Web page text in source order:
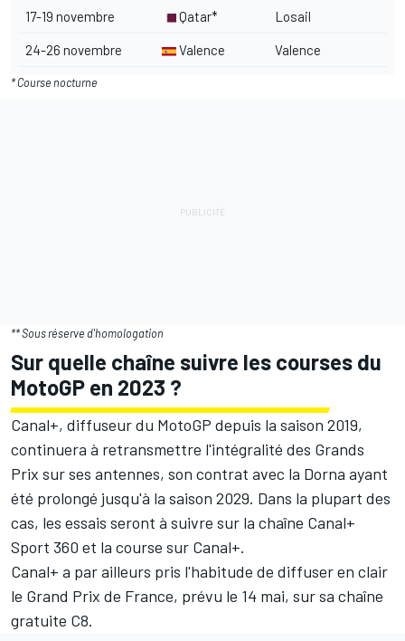
17-19 novembre Qatar* Losail
24-26 novembre Valence Valence
* Course nocturne
** Sous réserve d'homologation
Sur quelle chaîne suivre les courses du
MotoGP en 2023 ?
Canal+, diffuseur du MotoGP depuis la saison 2019,
continuera à retransmettre l'intégralité des Grands
Prix sur ses antennes, son contrat avec la Dorna ayant
été prolongé jusqu'à la saison 2029. Dans la plupart des
cas, les essais seront à suivre sur la chaîne Canal+
Sport 360 et la course sur Canal+.
Canal+ a par ailleurs pris l'habitude de diffuser en clair
le Grand Prix de France, prévu le 14 mai, sur sa chaîne
gratuite C8.